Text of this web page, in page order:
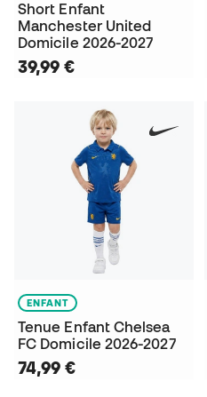
Short Enfant
Manchester United
Domicile 2026-2027
39,99 €
ENFANT
Tenue Enfant Chelsea
FC Domicile 2026-2027
74,99 €